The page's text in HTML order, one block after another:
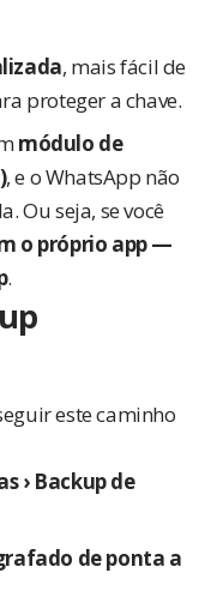
, mais fácil de
proteger a chave.
módulo de
, e o WhatsApp não
Ou seja, se você
o próprio app —
.
este caminho
› Backup de
de ponta a